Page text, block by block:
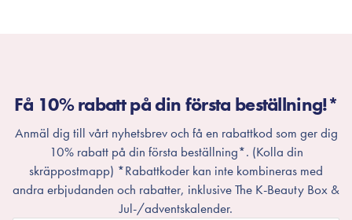
Få 10% rabatt på din första beställning!*
Anmäl dig till vårt nyhetsbrev och få en rabattkod som ger dig
10% rabatt på din första beställning*. (Kolla din
skräppostmapp) *Rabattkoder kan inte kombineras med
andra erbjudanden och rabatter, inklusive The K-Beauty Box &
Jul-/adventskalender.